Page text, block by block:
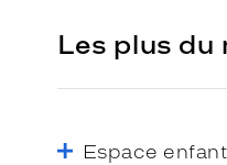
Les plus du
Espace